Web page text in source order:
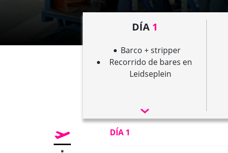
DÍA 1
Barco + stripper
Recorrido de bares en
Leidseplein
DÍA 1